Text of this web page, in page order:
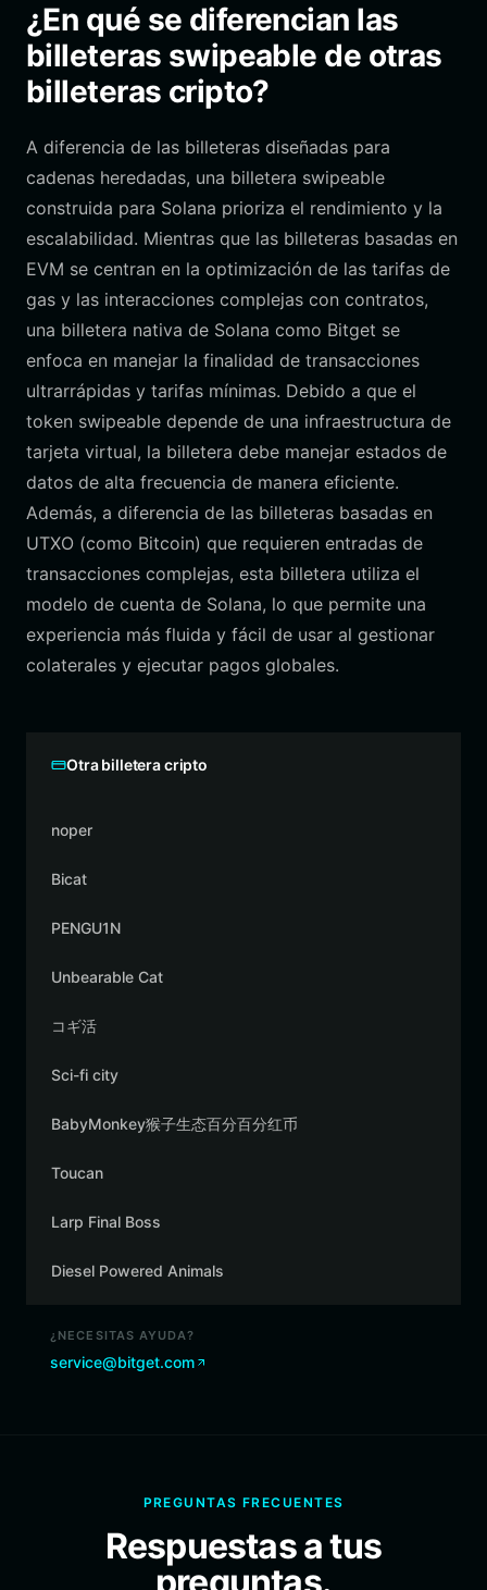
¿En qué se diferencian las
billeteras swipeable de otras
billeteras cripto?
A diferencia de las billeteras diseñadas para
cadenas heredadas, una billetera swipeable
construida para Solana prioriza el rendimiento y la
escalabilidad. Mientras que las billeteras basadas en
EVM se centran en la optimización de las tarifas de
gas y las interacciones complejas con contratos,
una billetera nativa de Solana como Bitget se
enfoca en manejar la finalidad de transacciones
ultrarrápidas y tarifas mínimas. Debido a que el
token swipeable depende de una infraestructura de
tarjeta virtual, la billetera debe manejar estados de
datos de alta frecuencia de manera eficiente.
Además, a diferencia de las billeteras basadas en
UTXO (como Bitcoin) que requieren entradas de
transacciones complejas, esta billetera utiliza el
modelo de cuenta de Solana, lo que permite una
experiencia más fluida y fácil de usar al gestionar
colaterales y ejecutar pagos globales.
Otra billetera cripto
noper
Bicat
PENGU1N
Unbearable Cat
コギ活
Sci-fi city
BabyMonkey猴子生态百分百分红币
Toucan
Larp Final Boss
Diesel Powered Animals
¿NECESITAS AYUDA?
service@bitget.com
PREGUNTAS FRECUENTES
Respuestas a tus